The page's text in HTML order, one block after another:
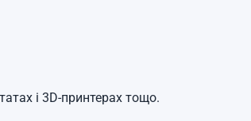
і 3D-принтерах тощо.